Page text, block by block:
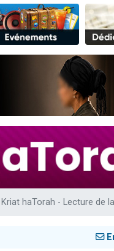
4 personnes viennent de nous
3 personnes viennent de nous
3 personnes viennent de
Odaya vient de donner son
2 personnes viennent de nous
13 personnes viennent de
12 nouvelles musiques
Il reste 49 places pour
3 personnes viennent de nous
2 personnes viennent de nous
Kriat haTorah - Lecture de